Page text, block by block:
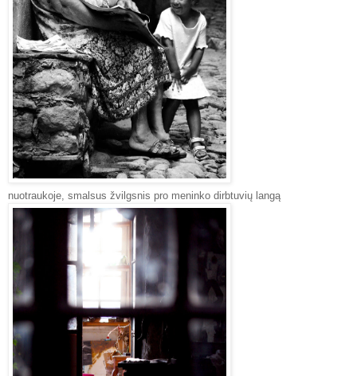
nuotraukoje, smalsus žvilgsnis pro meninko dirbtuvių langą